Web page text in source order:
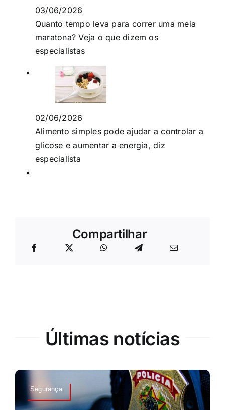
03/06/2026
Quanto tempo leva para correr uma meia
maratona? Veja o que dizem os
especialistas
02/06/2026
Alimento simples pode ajudar a controlar a
glicose e aumentar a energia, diz
especialista
Compartilhar
Últimas notícias
Segurança